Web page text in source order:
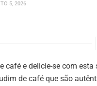
5, 2026
café e delicie-se com
de café que são